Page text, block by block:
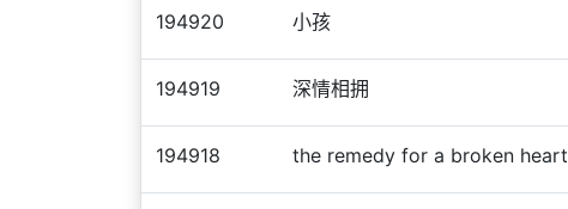
194920 小孩
194919 深情相拥
194918 the remedy for a broken heart